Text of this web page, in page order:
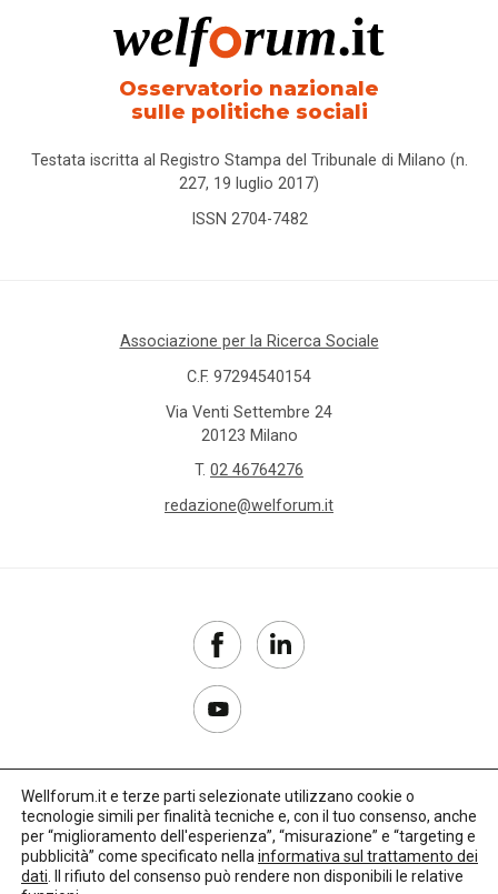
Osservatorio nazionale
sulle politiche sociali
Testata iscritta al Registro Stampa del Tribunale di Milano (n.
227, 19 luglio 2017)
ISSN 2704-7482
Associazione per la Ricerca Sociale
C.F. 97294540154
Via Venti Settembre 24
20123 Milano
T. 02 46764276
redazione@welforum.it
Copyright 2017–2026
Privacy Policy
Wellforum.it e terze parti selezionate utilizzano cookie o
tecnologie simili per finalità tecniche e, con il tuo consenso, anche
per “miglioramento dell'esperienza”, “misurazione” e “targeting e
pubblicità” come specificato nella informativa sul trattamento dei
dati . Il rifiuto del consenso può rendere non disponibili le relative